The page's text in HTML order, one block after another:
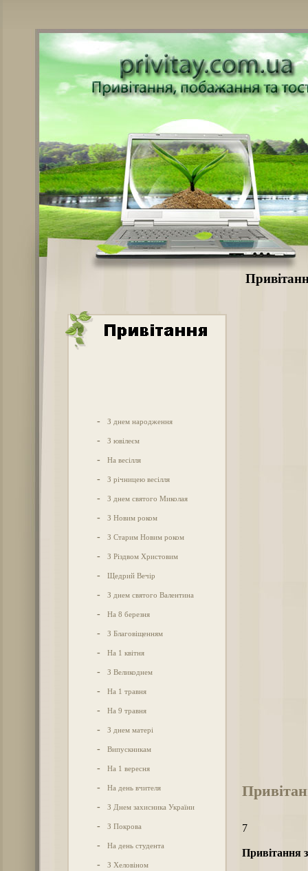
- З днем народження
- З ювілеєм
- На весілля
- З річницею весілля
- З днем святого Миколая
- З Новим роком
- З Старим Новим роком
- З Різдвом Христовим
- Щедрий Вечір
- З днем святого Валентина
- На 8 березня
- З Благовіщенням
- На 1 квітня
- З Великоднем
- На 1 травня
- На 9 травня
- З днем матері
- Випускникам
- На 1 вересня
- На день вчителя
- З Днем захисника України
- З Покрова
- На день студента
- З Хеловіном
7
Привітання